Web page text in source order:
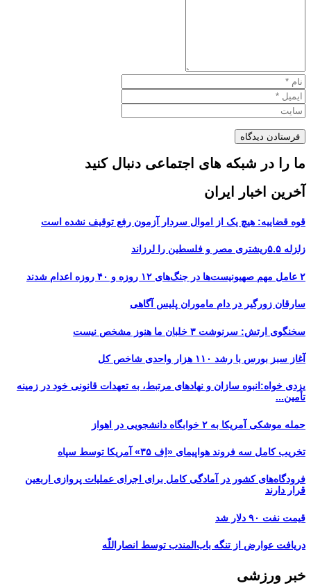
ما را در شبکه های اجتماعی دنبال کنید
آخرین اخبار ایران
قوه قضاییه: هیچ یک از اموال سردار آزمون رفع توقیف نشده است
زلزله ۵.۵ریشتری مصر و فلسطین را لرزاند
۲ عامل مهم صهیونیست‌ها در جنگ‌های ۱۲ روزه و ۴۰ روزه اعدام شدند
سارقان زورگیر در دام ماموران پلیس آگاهی
سخنگوی ارتش: سرنوشت ۳ خلبان ما هنوز مشخص نیست
آغاز سبز بورس با رشد ۱۱۰ هزار واحدی شاخص کل
یزدی خواه:انبوه سازان و نهادهای مرتبط، به تعهدات قانونی خود در زمینه
تأمین...
حمله موشکی آمریکا به ۲ خوابگاه دانشجویی در اهواز
تخریب کامل سه فروند هواپیمای «اِف ۳۵» آمریکا توسط سپاه
فرودگاه‌های کشور در آمادگی کامل برای اجرای عملیات پروازی اربعین
قرار دارند
قیمت نفت ۹۰ دلار شد
دریافت عوارض از تنگه باب‌المندب توسط انصاراللّه
خبر ورزشی